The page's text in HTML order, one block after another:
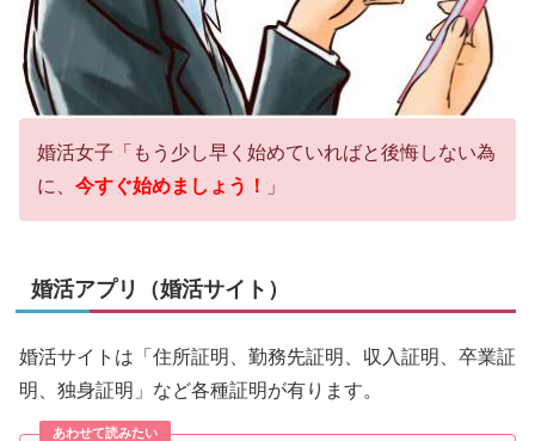
婚活女子「もう少し早く始めていればと後悔しない為
に、 今すぐ始めましょう！ 」
婚活アプリ（婚活サイト）
婚活サイトは「住所証明、勤務先証明、収入証明、卒業証
明、独身証明」など各種証明が有ります。